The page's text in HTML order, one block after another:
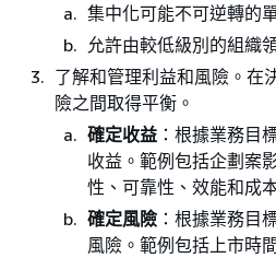
集中化可能不可逆轉的
允許由較低級別的組織
了解和管理利益和風險。在
險之間取得平衡。
確定收益 ：根據業務目
收益。範例包括企劃案
性、可靠性、效能和成
確定風險 ：根據業務目
風險。範例包括上市時